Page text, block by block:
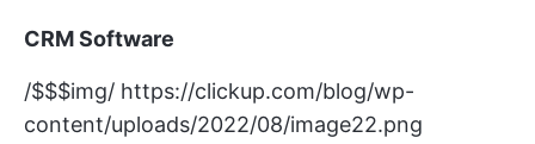
CRM Software
/$$$img/ https://clickup.com/blog/wp-
content/uploads/2022/08/image22.png